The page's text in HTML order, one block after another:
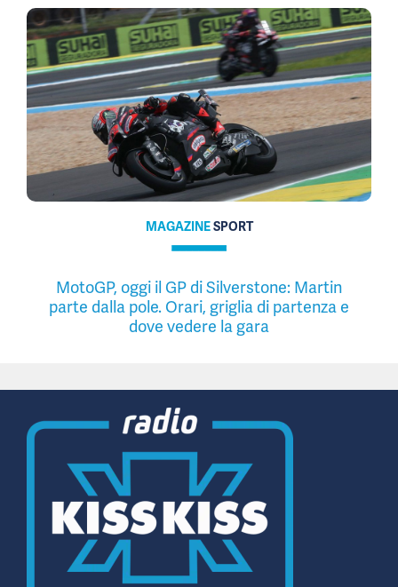
MAGAZINESPORT
MotoGP, oggi il GP di Silverstone: Martin
parte dalla pole. Orari, griglia di partenza e
dove vedere la gara